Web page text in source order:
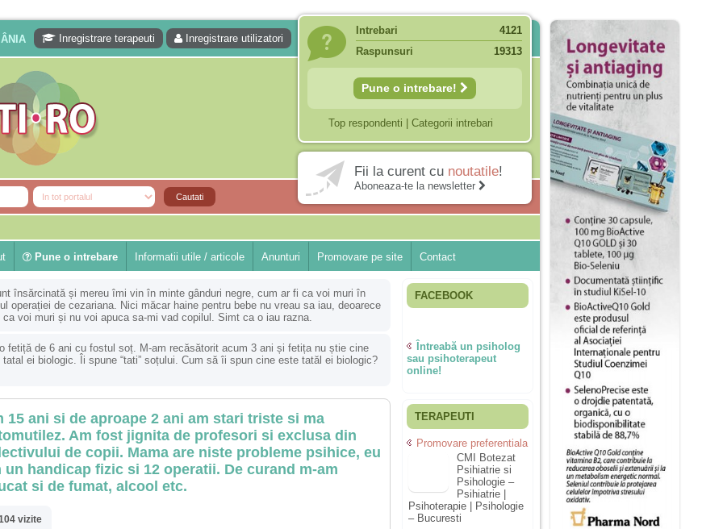
Inregistrare terapeuti Inregistrare utilizatori
Intrebari
4121
Raspunsuri
19313
Pune o intrebare!
Top respondenti Categorii intrebari
Fii la curent cu noutatile!
Aboneaza-te la newsletter
Pune o intrebare Informatii utile / articole Anunturi Promovare pe site Contact
însărcinată și mereu îmi vin în minte gânduri negre, cum ar fi ca voi muri în
operației de cezariana. Nici măcar haine pentru bebe nu vreau sa iau, deoarece
ca voi muri și nu voi apuca sa-mi vad copilul. Simt ca o iau razna.
fetiță de 6 ani cu fostul soț. M-am recăsătorit acum 3 ani și fetița nu știe cine
tatal ei biologic. Îi spune “tati” soțului. Cum să îi spun cine este tatăl ei biologic?
15 ani si de aproape 2 ani am stari triste si ma
Am fost jignita de profesori si exclusa din
de copii. Mama are niste probleme psihice, eu
un handicap fizic si 12 operatii. De curand m-am
si de fumat, alcool etc.
vizite
FACEBOOK
Întreabă un psiholog
sau psihoterapeut
online!
TERAPEUTI
Promovare preferentiala
CMI Botezat
Psihiatrie si
Psihologie –
Psihiatrie |
Psihoterapie | Psihologie
– Bucuresti